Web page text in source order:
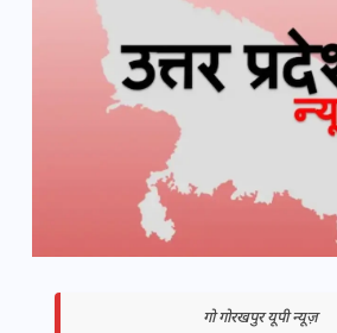
गो गोरखपुर यूपी न्यूज़